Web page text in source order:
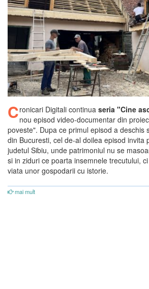
Cronicari Digitali continua seria "Cine
nou episod video-documentar din
poveste". Dupa ce primul episod a deschis
din Bucuresti, cel de-al doilea episod invita
judetul Sibiu, unde patrimoniul nu se
si in ziduri ce poarta insemnele trecutului,
viata unor gospodarii cu istorie.
mai mult